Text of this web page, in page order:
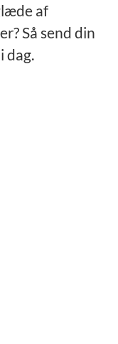
af
Så send din
dag.